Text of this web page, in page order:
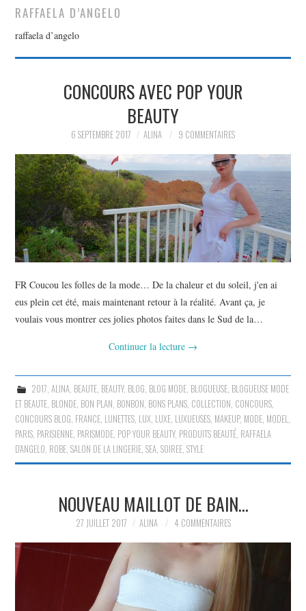
DANS MON BLOG, JE VEUX
PARTAGER MES
TROUVAILLES ET MES
ENVIES DANS LA MODE, LE
LUXE ET LA BEAUTÉ EN Y
AJOUTANT MON PETIT
GRAIN DE FOLIE ET MES
PETITS TUYAUX…
RAFFAELA D’ANGELO
raffaela d’angelo
CONCOURS AVEC POP YOUR
BEAUTY
6 SEPTEMBRE 2017 ALINA 9 COMMENTAIRES
FR Coucou les folles de la mode… De la chaleur et du soleil, j'en ai
eus plein cet été, mais maintenant retour à la réalité. Avant ça, je
voulais vous montrer ces jolies photos faites dans le Sud de la…
Continuer la lecture →
2017 ALINA, BEAUTE, BEAUTY, BLOG BLOG MODE, BLOGUEUSE, BLOGUEUSE MODE
ET BEAUTE BLONDE BON PLAN BONBON BONS PLANS COLLECTION CONCOURS
CONCOURS BLOG FRANCE LUNETTES LUX LUXE LUXUEUSES MAKEUP, MODE MODEL
PARIS PARISIENNE PARISMODE POP YOUR BEAUTY, PRODUITS BEAUTÉ RAFFAELA
D'ANGELO ROBE ,SALON DE LA LINGERIE ,SEA ,SOIREE ,STYLE
NOUVEAU MAILLOT DE BAIN…
27 JUILLET 2017 ALINA 4 COMMENTAIRES